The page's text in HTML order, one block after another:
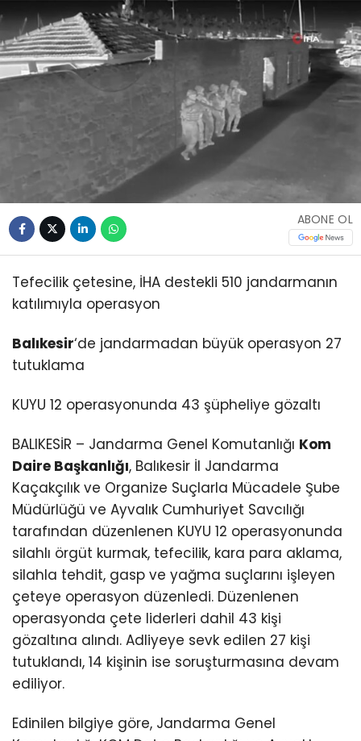
ABONE OL
Tefecilik çetesine, İHA destekli 510 jandarmanın
katılımıyla operasyon
Balıkesir‘de jandarmadan büyük operasyon 27
tutuklama
KUYU 12 operasyonunda 43 şüpheliye gözaltı
BALIKESİR – Jandarma Genel Komutanlığı Kom
Daire Başkanlığı, Balıkesir İl Jandarma
Kaçakçılık ve Organize Suçlarla Mücadele Şube
Müdürlüğü ve Ayvalık Cumhuriyet Savcılığı
tarafından düzenlenen KUYU 12 operasyonunda
silahlı örgüt kurmak, tefecilik, kara para aklama,
silahla tehdit, gasp ve yağma suçlarını işleyen
çeteye operasyon düzenledi. Düzenlenen
operasyonda çete liderleri dahil 43 kişi
gözaltına alındı. Adliyeye sevk edilen 27 kişi
tutuklandı, 14 kişinin ise soruşturmasına devam
ediliyor.
Edinilen bilgiye göre, Jandarma Genel